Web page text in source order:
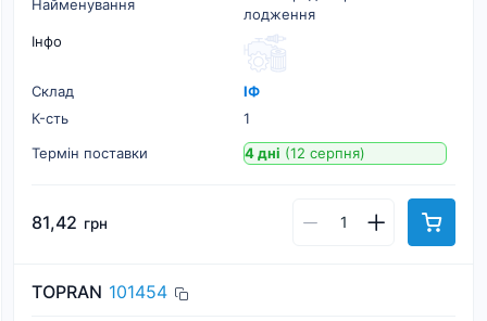
Найменування
лодження
Інфо
Склад
ІФ
К-cть
1
Термін поставки
4 дні (12 серпня)
81,42 грн
TOPRAN 101454